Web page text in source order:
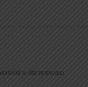
des nouveaux